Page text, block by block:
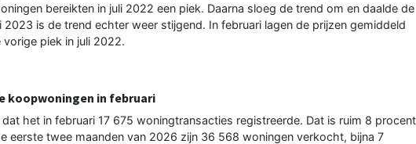
bereikten in juli 2022 een piek. Daarna sloeg de trend om en daalde de
2023 is de trend echter weer stijgend. In februari lagen de prijzen gemiddeld
piek in juli 2022.
koopwoningen in februari
het in februari 17 675 woningtransacties registreerde. Dat is ruim 8 procent
eerste twee maanden van 2026 zijn 36 568 woningen verkocht, bijna 7